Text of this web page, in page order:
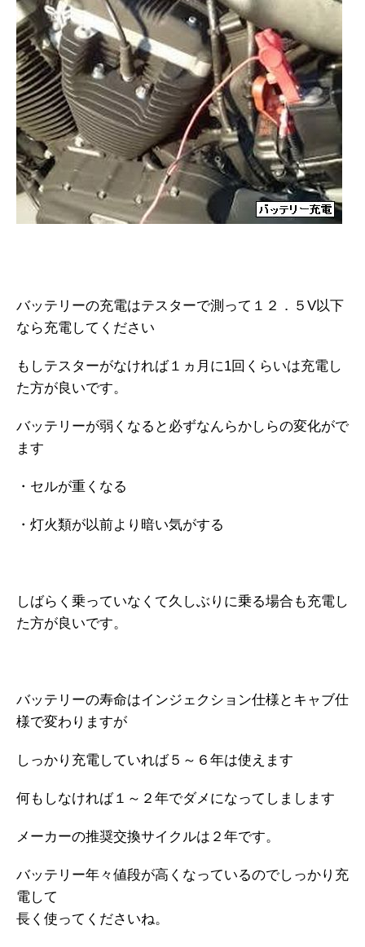
バッテリーの充電はテスターで測って１２．５V以下
なら充電してください
もしテスターがなければ１ヵ月に1回くらいは充電し
た方が良いです。
バッテリーが弱くなると必ずなんらかしらの変化がで
ます
・セルが重くなる
・灯火類が以前より暗い気がする
しばらく乗っていなくて久しぶりに乗る場合も充電し
た方が良いです。
バッテリーの寿命はインジェクション仕様とキャブ仕
様で変わりますが
しっかり充電していれば５～６年は使えます
何もしなければ１～２年でダメになってしまします
メーカーの推奨交換サイクルは２年です。
バッテリー年々値段が高くなっているのでしっかり充
電して
長く使ってくださいね。